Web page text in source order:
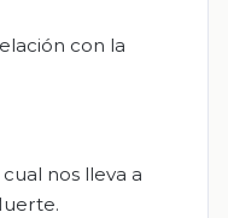
con la
nos lleva a